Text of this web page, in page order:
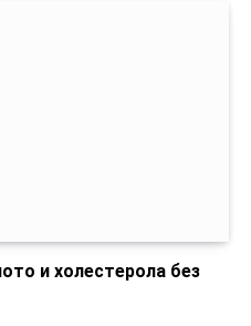
и холестерола без